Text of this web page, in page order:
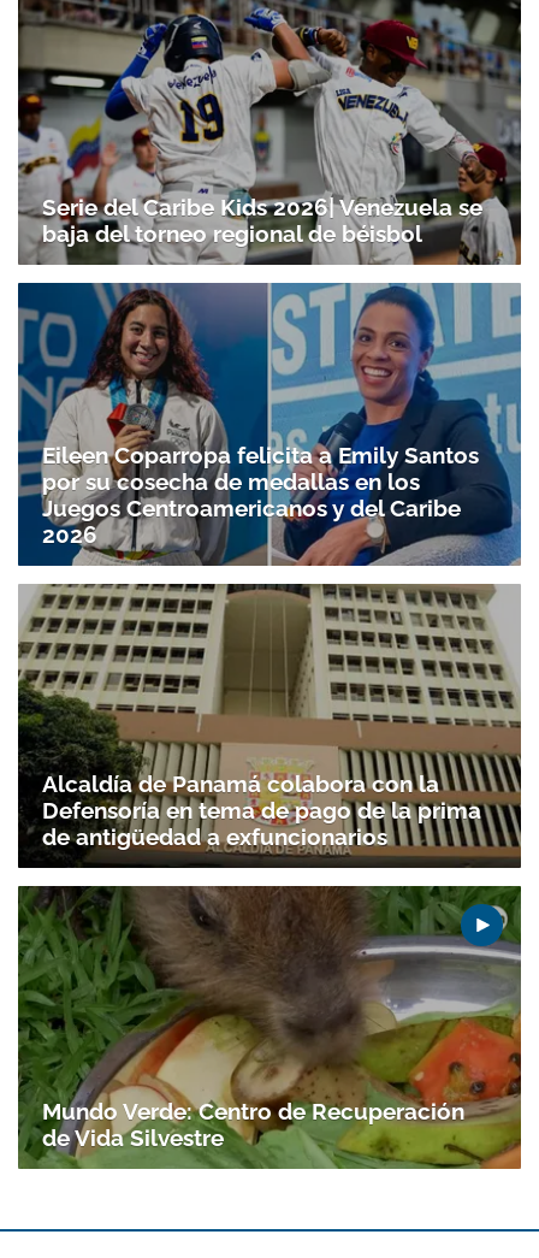
Gracias por suscribirte a nuestro boletín.
ACEPTAR
Serie del Caribe Kids 2026| Venezuela se
baja del torneo regional de béisbol
Eileen Coparropa felicita a Emily Santos
por su cosecha de medallas en los
Juegos Centroamericanos y del Caribe
2026
Alcaldía de Panamá colabora con la
Defensoría en tema de pago de la prima
de antigüedad a exfuncionarios
Mundo Verde: Centro de Recuperación
de Vida Silvestre